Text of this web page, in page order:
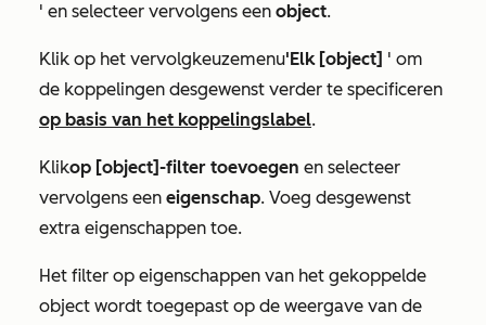
' en selecteer vervolgens een object.
Klik op het vervolgkeuzemenu'Elk [object] ' om
de koppelingen desgewenst verder te specificeren
op basis van het koppelingslabel.
Klikop [object]-filter toevoegen en selecteer
vervolgens een eigenschap. Voeg desgewenst
extra eigenschappen toe.
Het filter op eigenschappen van het gekoppelde
object wordt toegepast op de weergave van de